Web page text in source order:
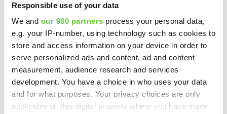
Responsible use of your data
We and our 980 partners process your personal data,
e.g. your IP-number, using technology such as cookies to
store and access information on your device in order to
serve personalized ads and content, ad and content
measurement, audience research and services
development. You have a choice in who uses your data
and for what purposes. Your privacy choices are only
applicable on this digital property where you have made
– ja vaikutukset näkyivät nopeasti: työaikaa vapautui
asiantuntijatyöhön, prosessit nopeutuivat ja pullonkaulat
katosivat, virheiden määrä väheni ja työhyvinvointi
parani. Käytännössä robotti hoitaa nyt mm. toimittajien
perustamisen ja muita toistuvia tehtäviä minuuteissa,
kun aiemmin sama työ vei merkittävän osan
työpäivästä. Mutta ehkä kiinnostavinta ei ole teknologia,
vaan vaikutus arkeen:👉 työn […]